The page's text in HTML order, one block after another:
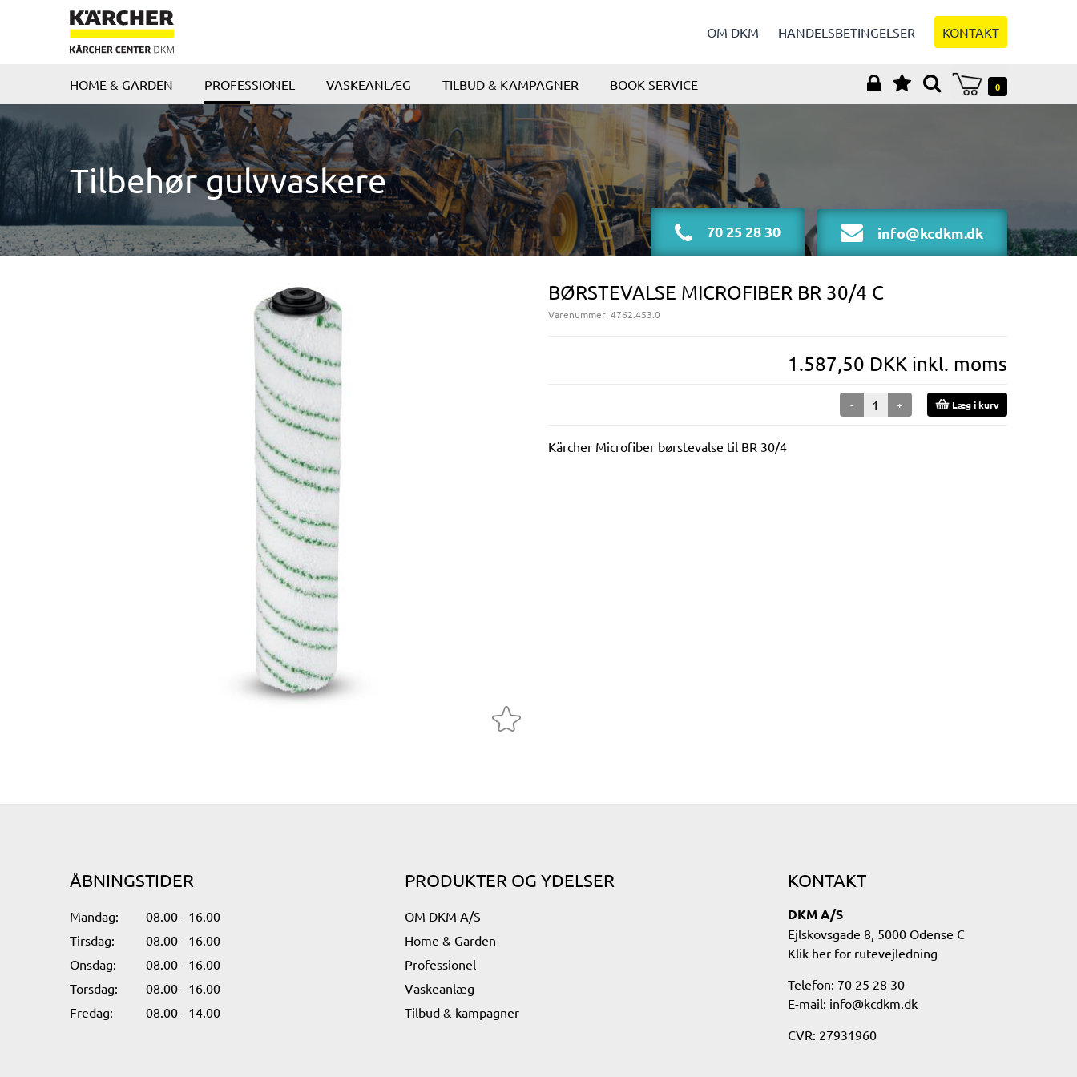
OM DKM HANDELSBETINGELSER KONTAKT
HOME & GARDEN PROFESSIONEL VASKEANLÆG TILBUD & KAMPAGNER BOOK SERVICE 0
Tilbehør gulvvaskere
70 25 28 30 info@kcdkm.dk
BØRSTEVALSE MICROFIBER BR 30/4 C
Varenummer: 4762.453.0
1.587,50 DKK inkl. moms
- + Læg i kurv
Kärcher Microfiber børstevalse til BR 30/4
ÅBNINGSTIDER
Mandag:​
08.00 - 16.00​
Tirsdag:
08.00 - 16.00​
Onsdag:
08.00 - 16.00​
Torsdag:
08.00 - 16.00​
Fredag:
08.00 - 14.00​
PRODUKTER OG YDELSER
OM DKM A/S
Home & Garden
Professionel
Vaskeanlæg
Tilbud & kampagner
KONTAKT
DKM A/S
Ejlskovsgade 8, 5000 Odense C
Klik her for rutevejledning​
Telefon: 70 25 28 30
E-mail: info@kcdkm.dk
CVR: 27931960​